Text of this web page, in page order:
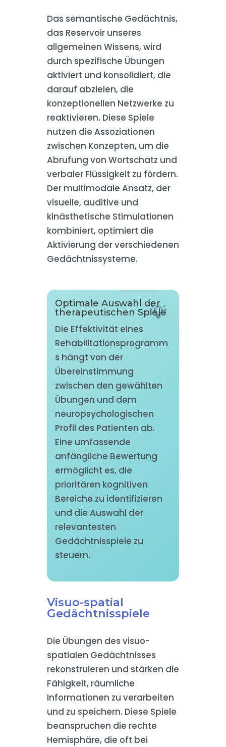
Das semantische Gedächtnis,
das Reservoir unseres
allgemeinen Wissens, wird
durch spezifische Übungen
aktiviert und konsolidiert, die
darauf abzielen, die
konzeptionellen Netzwerke zu
reaktivieren. Diese Spiele
nutzen die Assoziationen
zwischen Konzepten, um die
Abrufung von Wortschatz und
verbaler Flüssigkeit zu fördern.
Der multimodale Ansatz, der
visuelle, auditive und
kinästhetische Stimulationen
kombiniert, optimiert die
Aktivierung der verschiedenen
Gedächtnissysteme.
Optimale Auswahl der
therapeutischen Spiele
Die Effektivität eines
Rehabilitationsprogramm
s hängt von der
Übereinstimmung
zwischen den gewählten
Übungen und dem
neuropsychologischen
Profil des Patienten ab.
Eine umfassende
anfängliche Bewertung
ermöglicht es, die
prioritären kognitiven
Bereiche zu identifizieren
und die Auswahl der
relevantesten
Gedächtnisspiele zu
steuern.
Visuo-spatial
Gedächtnisspiele
Die Übungen des visuo-
spatialen Gedächtnisses
rekonstruieren und stärken die
Fähigkeit, räumliche
Informationen zu verarbeiten
und zu speichern. Diese Spiele
beanspruchen die rechte
Hemisphäre, die oft bei